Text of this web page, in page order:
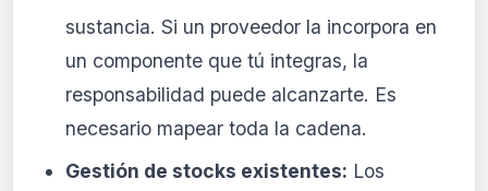
sustancia. Si un proveedor la incorpora en
un componente que tú integras, la
responsabilidad puede alcanzarte. Es
necesario mapear toda la cadena.
Gestión de stocks existentes: Los